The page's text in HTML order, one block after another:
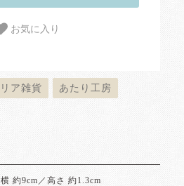
お気に入り
ア雑貨 あたり工房
約9cm／高さ 約1.3cm